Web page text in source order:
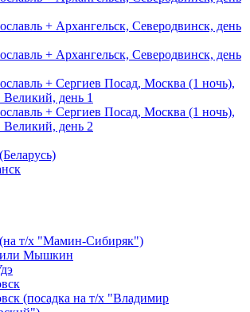
+ Архангельск, Северодвинск, день
+ Архангельск, Северодвинск, день
+ Сергиев Посад, Москва (1 ночь),
Великий, день 1
+ Сергиев Посад, Москва (1 ночь),
Великий, день 2
т/х "Мамин-Сибиряк")
или Мышкин
(посадка на т/х "Владимир